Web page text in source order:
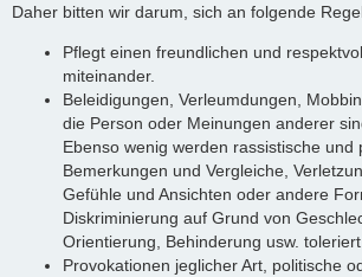
Daher bitten wir darum, sich an folgende
Pflegt einen freundlichen und
miteinander.
Beleidigungen, Verleumdungen,
die Person oder Meinungen anderer
Ebenso wenig werden rassistische und
Bemerkungen und Vergleiche,
Gefühle und Ansichten oder andere
Diskriminierung auf Grund von
Orientierung, Behinderung usw.
Provokationen jeglicher Art, politische